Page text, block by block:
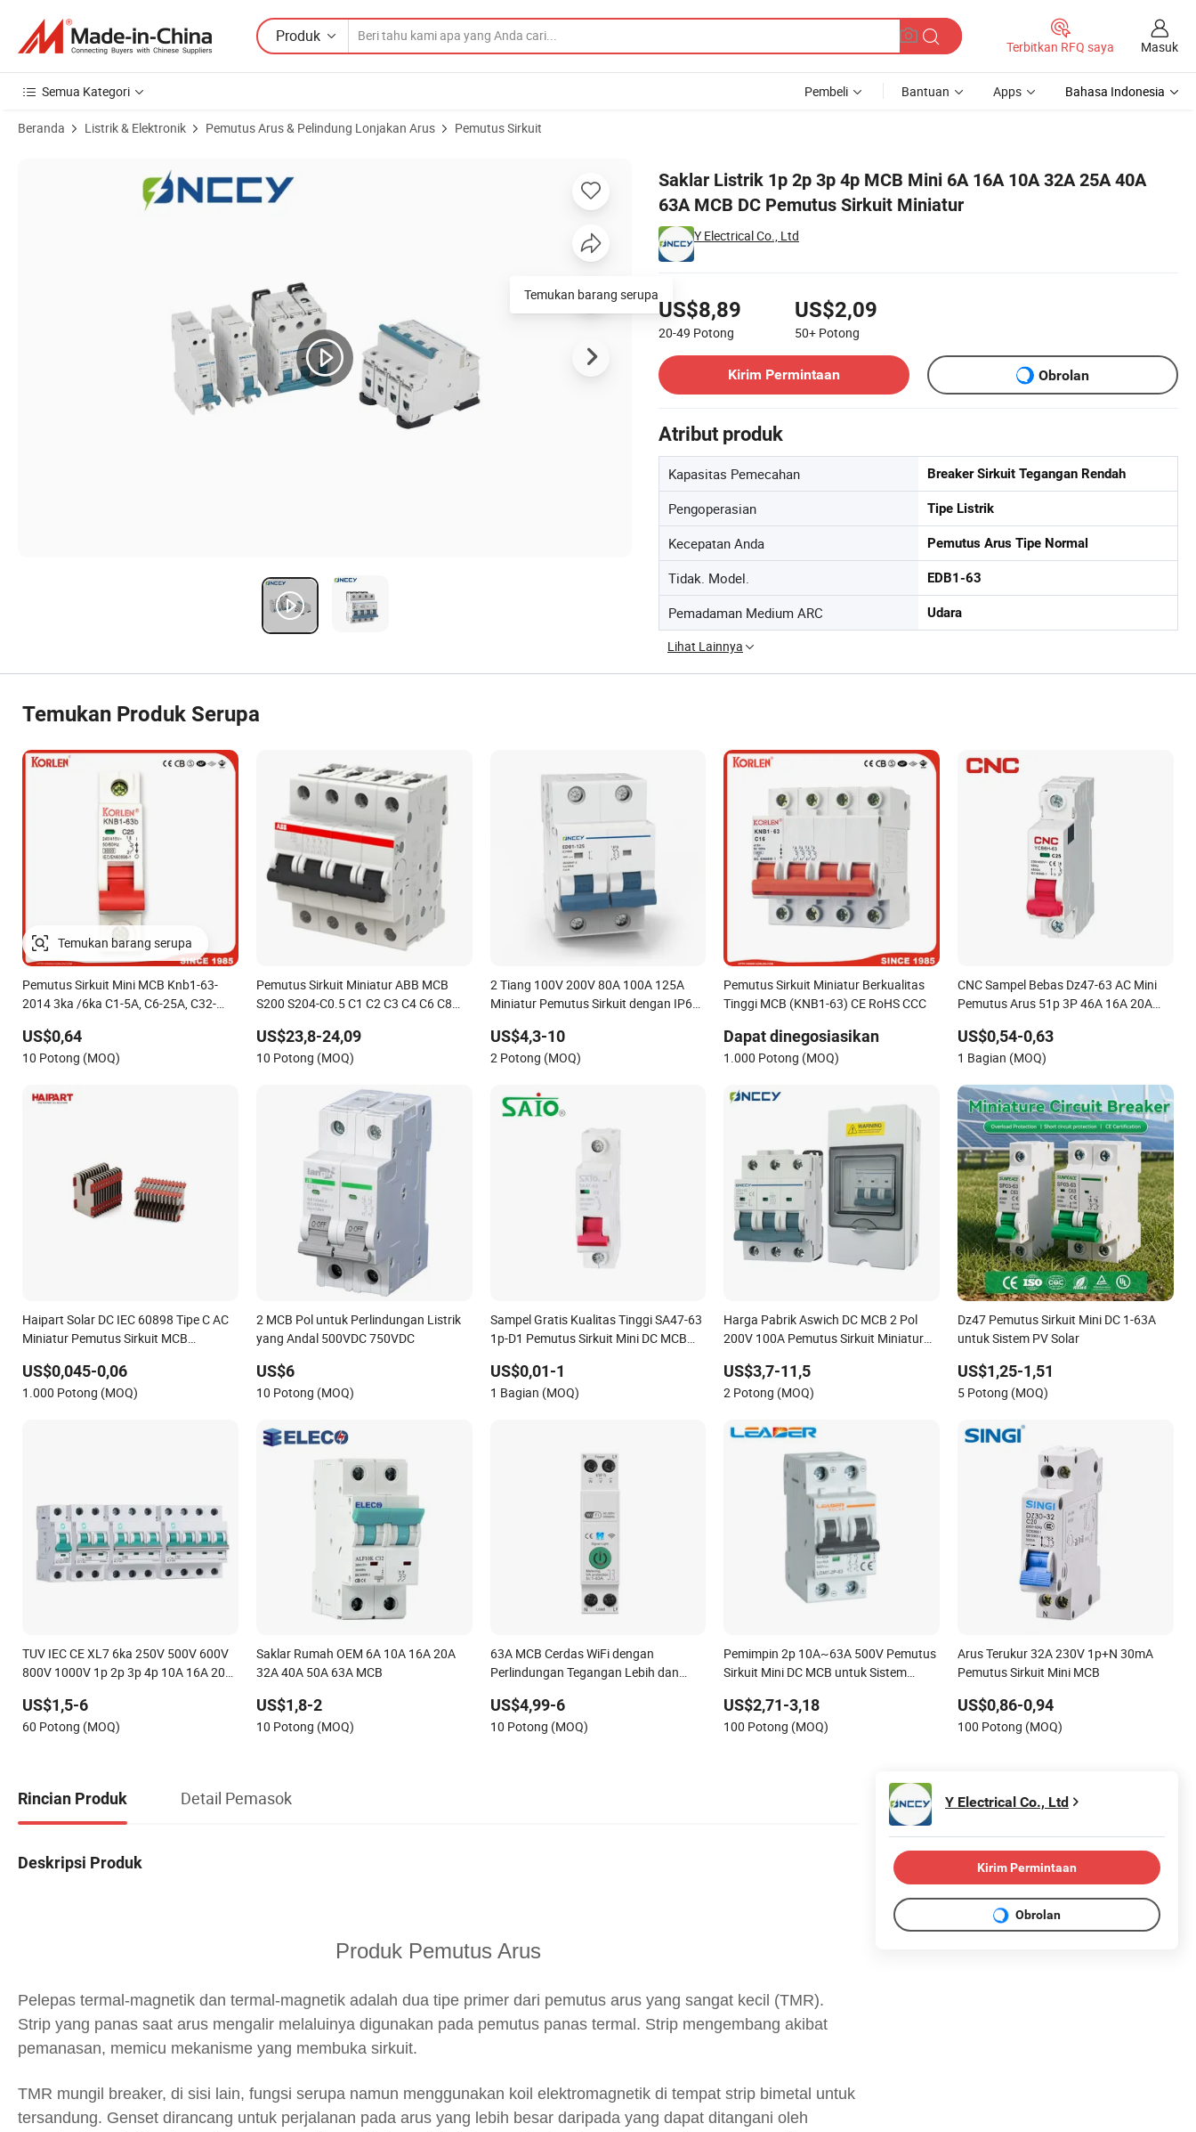
Produk
Terbitkan RFQ saya Masuk
Semua Kategori Pembeli Bantuan Apps Bahasa Indonesia
Beranda Listrik & Elektronik Pemutus Arus & Pelindung Lonjakan Arus Pemutus Sirkuit
Saklar Listrik 1p 2p 3p 4p MCB Mini 6A 16A 10A 32A 25A 40A
63A MCB DC Pemutus Sirkuit Miniatur
Y Electrical Co., Ltd
US$8,89
20-49 Potong
US$2,09
50+ Potong
Kirim Permintaan
Obrolan
Atribut produk
Kapasitas Pemecahan Breaker Sirkuit Tegangan Rendah
Pengoperasian Tipe Listrik
Kecepatan Anda Pemutus Arus Tipe Normal
Tidak. Model. EDB1-63
Pemadaman Medium ARC Udara
Lihat Lainnya
Temukan barang serupa
Temukan Produk Serupa
Temukan barang serupa
Pemutus Sirkuit Mini MCB Knb1-63-
2014 3ka /6ka C1-5A, C6-25A, C32-
US$0,64
10 Potong (MOQ)
Pemutus Sirkuit Miniatur ABB MCB
S200 S204-C0.5 C1 C2 C3 C4 C6 C8
63A 4P Kurva-C asli & Baru
US$23,8-24,09
10 Potong (MOQ)
2 Tiang 100V 200V 80A 100A 125A
Miniatur Pemutus Sirkuit dengan IP66
Penyimpanan Baterai Solar PV
Pemutus DC MCB
US$4,3-10
2 Potong (MOQ)
Pemutus Sirkuit Miniatur Berkualitas
Tinggi MCB (KNB1-63) CE RoHS CCC
Dapat dinegosiasikan
1.000 Potong (MOQ)
CNC Sampel Bebas Dz47-63 AC Mini
Pemutus Arus 51p 3P 46A 16A 20A
US$0,54-0,63
1 Bagian (MOQ)
Haipart Solar DC IEC 60898 Tipe C AC
Miniatur Pemutus Sirkuit MCB
Dilapisi Seng Nikel
US$0,045-0,06
1.000 Potong (MOQ)
2 MCB Pol untuk Perlindungan Listrik
yang Andal 500VDC 750VDC
US$6
10 Potong (MOQ)
Sampel Gratis Kualitas Tinggi SA47-63
1p-D1 Pemutus Sirkuit Mini DC MCB
US$0,01-1
1 Bagian (MOQ)
Harga Pabrik Aswich DC MCB 2 Pol
200V 100A Pemutus Sirkuit Miniatur
MCB untuk Panel Surya
US$3,7-11,5
2 Potong (MOQ)
Dz47 Pemutus Sirkuit Mini DC 1-63A
untuk Sistem PV Solar
US$1,25-1,51
5 Potong (MOQ)
TUV IEC CE XL7 6ka 250V 500V 600V
800V 1000V 1p 2p 3p 4p 10A 16A 20A
MCB Mini Pemutus Sirkuit
US$1,5-6
60 Potong (MOQ)
Saklar Rumah OEM 6A 10A 16A 20A
32A 40A 50A 63A MCB
US$1,8-2
10 Potong (MOQ)
63A MCB Cerdas WiFi dengan
Perlindungan Tegangan Lebih dan
Jarak Jauh Tuya
US$4,99-6
10 Potong (MOQ)
Pemimpin 2p 10A~63A 500V Pemutus
Sirkuit Mini DC MCB untuk Sistem
US$2,71-3,18
100 Potong (MOQ)
Arus Terukur 32A 230V 1p+N 30mA
Pemutus Sirkuit Mini MCB
US$0,86-0,94
100 Potong (MOQ)
Rincian Produk Detail Pemasok
Deskripsi Produk
Produk Pemutus Arus
Pelepas termal-magnetik dan termal-magnetik adalah dua tipe primer dari pemutus arus yang sangat kecil (TMR).
Strip yang panas saat arus mengalir melaluinya digunakan pada pemutus panas termal. Strip mengembang akibat
pemanasan, memicu mekanisme yang membuka sirkuit.
TMR mungil breaker, di sisi lain, fungsi serupa namun menggunakan koil elektromagnetik di tempat strip bimetal untuk
tersandung. Genset dirancang untuk perjalanan pada arus yang lebih besar daripada yang dapat ditangani oleh
Y Electrical Co., Ltd
Kirim Permintaan
Obrolan